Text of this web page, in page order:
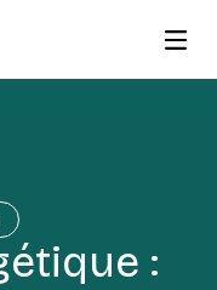
: